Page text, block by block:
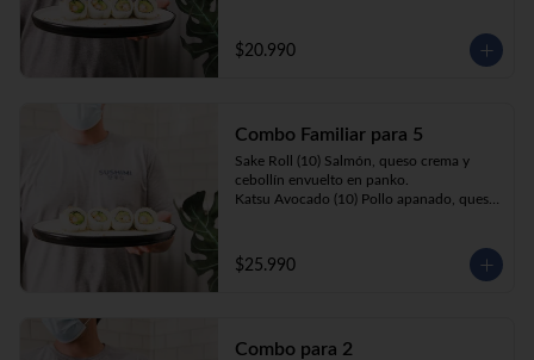
y palta envuelta en sésamo o ciboulette.
Gyosas a elección (5u) + Bebida 1.5lt a
**Imagen Referencial**
$20.990
Combo Familiar para 5
Sake Roll (10) Salmón, queso crema y
cebollín envuelto en panko.
Katsu Avocado (10) Pollo apanado, queso
cebollín, envuelto en ciboulette o sesamo.
Tempura ebi avocado (10) Camarón
queso crema y palta envuelto en sésamo o
$25.990
Combo para 2